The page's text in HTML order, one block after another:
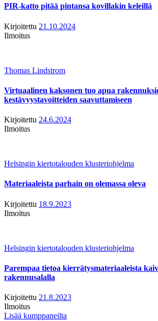
PIR-katto pitää pintansa kovillakin keleillä
Kirjoitettu 21.10.2024
Ilmoitus
Thomas Lindstrom
Virtuaalinen kaksonen tuo apua
kestävyystavoitteiden saavuttamiseen
Kirjoitettu 24.6.2024
Ilmoitus
Helsingin kiertotalouden klusteriohjelma
Materiaaleista parhain on olemassa oleva
Kirjoitettu 18.9.2023
Ilmoitus
Helsingin kiertotalouden klusteriohjelma
Parempaa tietoa kierrätysmateriaaleista
rakennusalalla
Kirjoitettu 21.8.2023
Ilmoitus
Lisää kumppaneilta